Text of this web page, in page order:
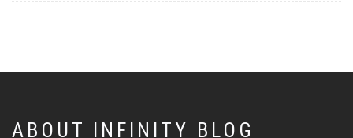
ABOUT INFINITY BLOG